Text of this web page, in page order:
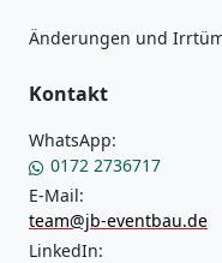
Änderungen und
Kontakt
WhatsApp:
0172 2736717
E-Mail:
team@jb-eventbau.de
LinkedIn: